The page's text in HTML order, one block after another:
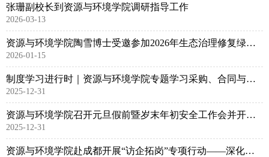
张珊副校长到资源与环境学院调研指导工作
2026-03-13
资源与环境学院陶雪博士受邀参加2026年生态治理修复绿色发展论坛并作汇报
2026-01-15
制度学习进行时｜资源与环境学院专题学习采购、合同与资产管理制度
2025-12-31
资源与环境学院召开元旦假前暨岁末年初安全工作会并开展安全隐患排查
2025-12-31
资源与环境学院赴成都开展“访企拓岗”专项行动——深化产学研融合，共育环保新人才